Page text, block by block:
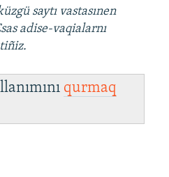
saytı vastasınen
adise-vaqialarnı
qurmaq